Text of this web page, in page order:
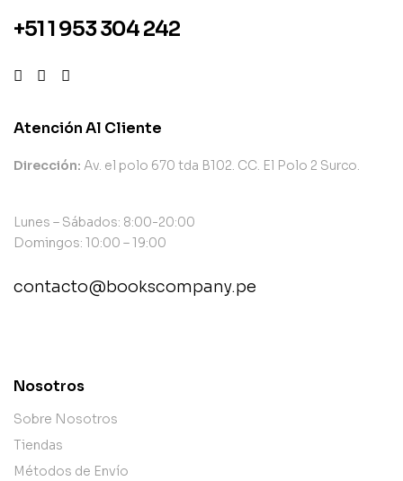
+51 1 953 304 242
Atención Al Cliente
Dirección: Av. el polo 670 tda B102. CC. El Polo 2 Surco.
Lunes – Sábados: 8:00-20:00
Domingos: 10:00 – 19:00
contacto@bookscompany.pe
Nosotros
Sobre Nosotros
Tiendas
Métodos de Envío